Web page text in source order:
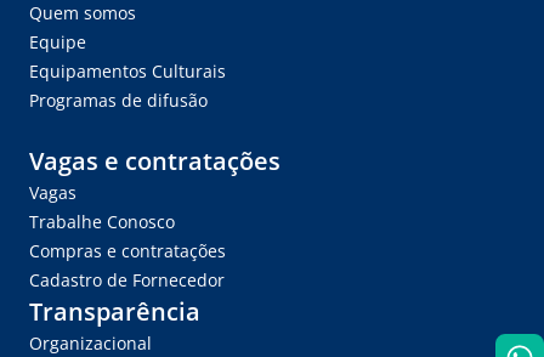
Quem somos
Equipe
Equipamentos Culturais
Programas de difusão
Vagas e contratações
Vagas
Trabalhe Conosco
Compras e contratações
Cadastro de Fornecedor
Transparência
Organizacional